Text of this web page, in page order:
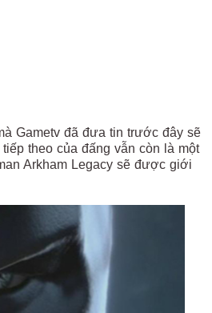
Gametv đã đưa tin trước đây sẽ
theo của đấng vẫn còn là một
Arkham Legacy sẽ được giới